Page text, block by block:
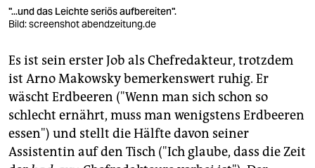
verlag
shop
fragen & hilfe
unterstützen
abo
"...und das Leichte seriös aufbereiten".
Bild: screenshot abendzeitung.de
Es ist sein erster Job als Chefredakteur, trotzdem
ist Arno Makowsky bemerkenswert ruhig. Er
wäscht Erdbeeren ("Wenn man sich schon so
schlecht ernährt, muss man wenigstens Erdbeeren
essen") und stellt die Hälfte davon seiner
Assistentin auf den Tisch ("Ich glaube, dass die Zeit